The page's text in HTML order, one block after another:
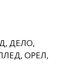
ДЕЛО,
ОРЕЛ,